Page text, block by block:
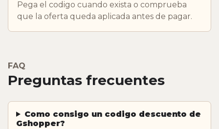
Pega el codigo cuando exista o comprueba
que la oferta queda aplicada antes de pagar.
FAQ
Preguntas frecuentes
Como consigo un codigo descuento de
Gshopper?